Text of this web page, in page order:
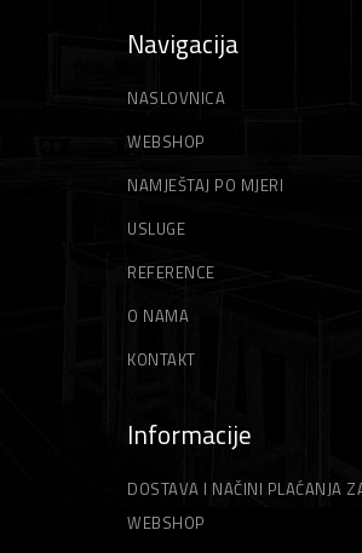
Navigacija
NASLOVNICA
WEBSHOP
NAMJEŠTAJ PO MJERI
USLUGE
REFERENCE
O NAMA
KONTAKT
Informacije
DOSTAVA I NAČINI PLAĆANJA
WEBSHOP